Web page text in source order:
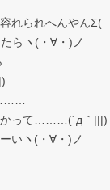
れられへんやんΣ(
らヽ(・∀・)ノ
かって………(´д｀|||)
いヽ(・∀・)ノ